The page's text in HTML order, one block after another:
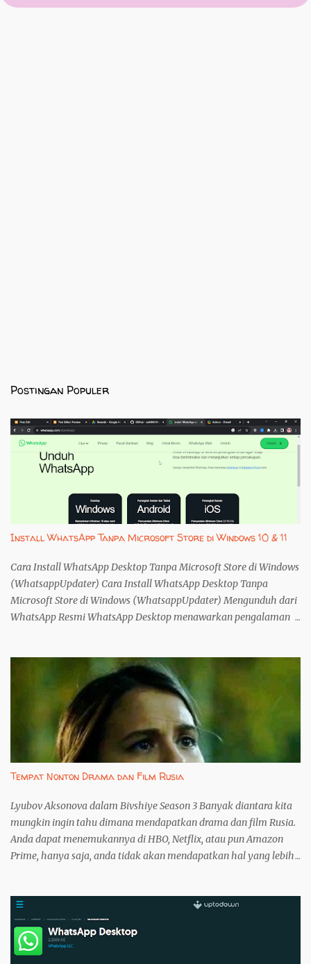
Postingan Populer
Install WhatsApp Tanpa Microsoft Store di Windows 10 & 11
Cara Install WhatsApp Desktop Tanpa Microsoft Store di Windows
(WhatsappUpdater) Cara Install WhatsApp Desktop Tanpa
Microsoft Store di Windows (WhatsappUpdater) Mengunduh dari
WhatsApp Resmi WhatsApp Desktop menawarkan pengalaman
pengguna Windows yang dimodifikasi atau mengalami masalah
koneksi. Artikel ini akan memandu Anda menginstall WhatsApp
Desktop tanpa melalui Microsoft Store, menggunakan
WhatsappUpdater. 1. Langkah Pertama: Unduh WhatsappUpdater
dari GitHub Unduh WhatsappUpdater langsung dari repositori
resmi pengembang di GitHub . Ini penting untuk menghindari
risiko mengunduh perangkat lunak yang telah dimodifikasi atau
disusupi malware. File yang diunduh akan bernama
WhatsappUpdater.zip . 2. Langkah ...
Tempat Nonton Drama dan Film Rusia
Lyubov Aksonova dalam Bivshiye Season 3 Banyak diantara kita
mungkin ingin tahu dimana mendapatkan drama dan film Rusia.
Anda dapat menemukannya di HBO, Netflix, atau pun Amazon
Prime, hanya saja, anda tidak akan mendapatkan hal yang lebih
YouTube secara gratis tetapi jika anda tidak dapat memilah, anda
hanya akan menemukan sinetron harian biasa saja. Karena
itulah, anda perlu untuk membaca tulisan ini untuk mengetahui
tempat-tempat menonton drama dan film Rusia mulai dari yang